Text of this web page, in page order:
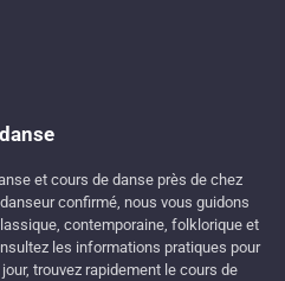
et cours de danse près de chez
confirmé, nous vous guidons
contemporaine, folklorique et
les informations pratiques pour
trouvez rapidement le cours de